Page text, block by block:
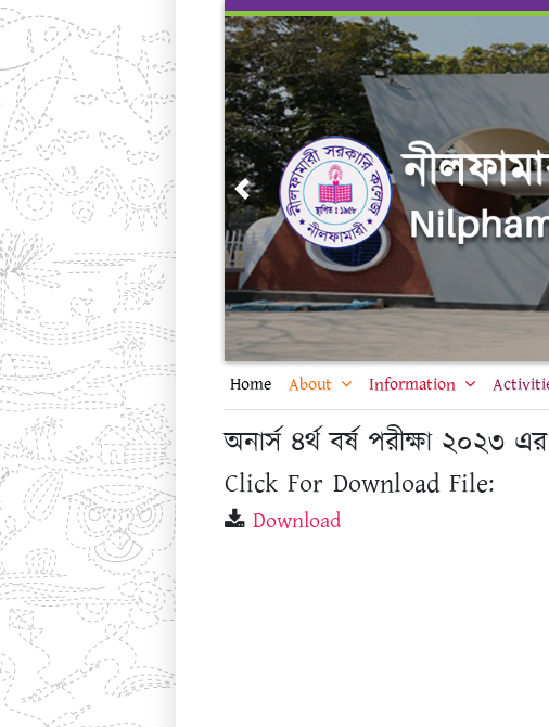
Skip
content
Previous
Home About Information
অনার্স ৪র্থ বর্ষ পরীক্ষা ২০২৩
Click For Download File:
Download